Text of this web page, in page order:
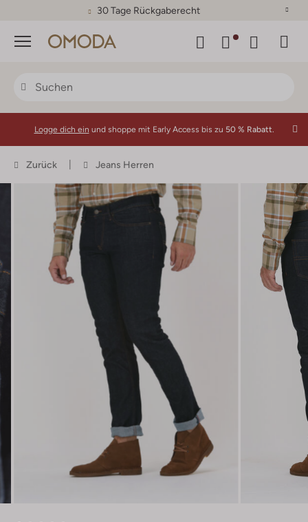
30 Tage Rückgaberecht
Menü
Logge dich ein und shoppe mit Early Access bis zu 50 % Rabatt.
Zurück Jeans Herren